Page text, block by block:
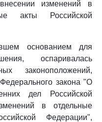
изменений в
акты Российской
основанием для
оспаривалась
законоположений,
Федерального закона "О
дел Российской
в отдельные
Федерации",